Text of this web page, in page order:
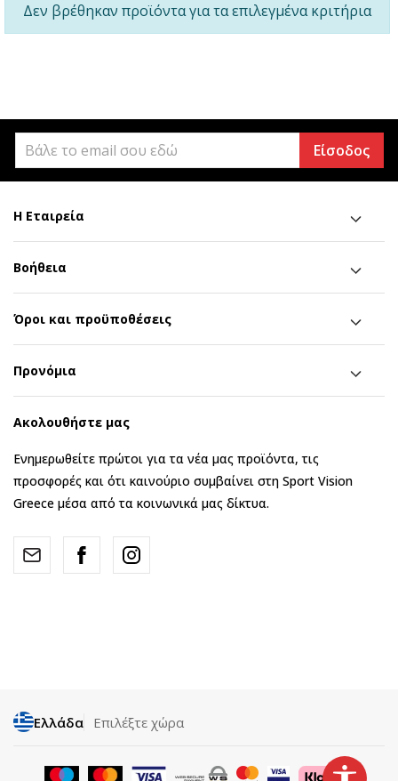
Δεν βρέθηκαν προϊόντα για τα επιλεγμένα κριτήρια
Είσοδος
Η Εταιρεία
Βοήθεια
Όροι και προϋποθέσεις
Προνόμια
Ακολουθήστε μας
Ενημερωθείτε πρώτοι για τα νέα μας προϊόντα, τις
προσφορές και ότι καινούριο συμβαίνει στη Sport Vision
Greece μέσα από τα κοινωνικά μας δίκτυα.
Ελλάδα Επιλέξτε χώρα